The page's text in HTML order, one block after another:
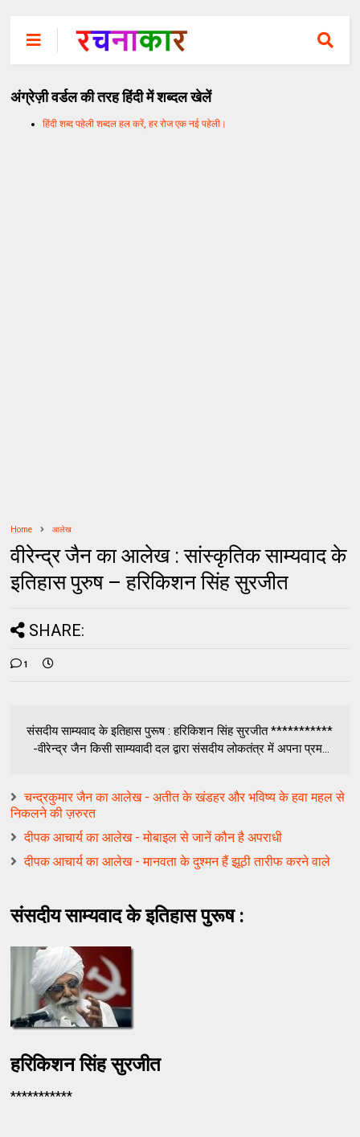
अंग्रेज़ी वर्डल की तरह हिंदी में शब्दल खेलें
हिंदी शब्द पहेली शब्दल हल करें, हर रोज एक नई पहेली।
Home आलेख
वीरेन्द्र जैन का आलेख : सांस्कृतिक साम्यवाद के
इतिहास पुरुष – हरिकिशन सिंह सुरजीत
SHARE:
1
संसदीय साम्यवाद के इतिहास पुरूष : हरिकिशन सिंह सुरजीत ***********
-वीरेन्द्र जैन किसी साम्यवादी दल द्वारा संसदीय लोकतंत्र में अपना प्रम...
चन्द्रकुमार जैन का आलेख - अतीत के खंडहर और भविष्य के हवा महल से
निकलने की ज़रुरत
दीपक आचार्य का आलेख - मोबाइल से जानें कौन है अपराधी
दीपक आचार्य का आलेख - मानवता के दुश्मन हैं झूठी तारीफ करने वाले
संसदीय साम्यवाद के इतिहास पुरूष :
हरिकिशन सिंह सुरजीत
***********